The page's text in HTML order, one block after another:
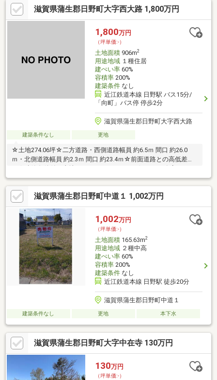
滋賀県蒲生郡日野町大字西大路 1,800万円
1,800万円
（坪単価:-）
土地面積906m2
用途地域１種住居
建ぺい率60%
容積率200%
建築条件なし
近江鉄道本線 日野駅 バス15分/
「向町」バス停 停歩2分
滋賀県蒲生郡日野町大字西大路
建築条件なし 更地
☆土地274.06坪☆二方道路・西側道路幅員 約6.5ｍ 間口 約26.0
ｍ・北側道路幅員 約2.3ｍ 間口 約23.4ｍ☆前面道路との高低差な
スメーカーで建築が可能です。
滋賀県蒲生郡日野町中道１ 1,002万円
1,002万円
（坪単価:-）
土地面積165.63m2
用途地域２種中高
建ぺい率60%
容積率200%
建築条件なし
近江鉄道本線 日野駅 徒歩20分
滋賀県蒲生郡日野町中道１
建築条件なし 更地 本下水
滋賀県蒲生郡日野町大字中在寺 130万円
130万円
（坪単価:-）